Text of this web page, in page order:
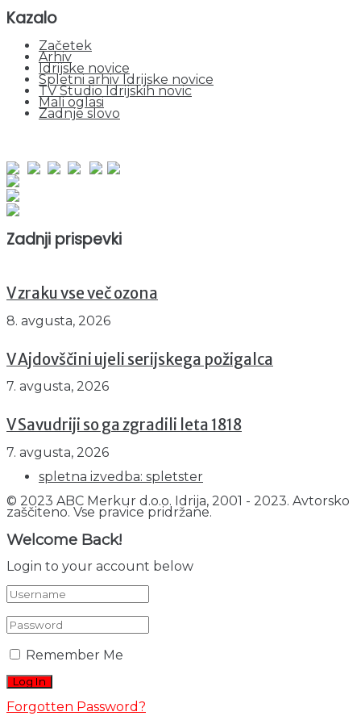
Kazalo
Začetek
Arhiv
Idrijske novice
Spletni arhiv Idrijske novice
TV Studio Idrijskih novic
Mali oglasi
Zadnje slovo
Zadnji prispevki
V zraku vse več ozona
8. avgusta, 2026
V Ajdovščini ujeli serijskega požigalca
7. avgusta, 2026
V Savudriji so ga zgradili leta 1818
7. avgusta, 2026
spletna izvedba: spletster
© 2023 ABC Merkur d.o.o. Idrija, 2001 - 2023. Avtorsko
zaščiteno. Vse pravice pridržane.
Welcome Back!
Login to your account below
Remember Me
Forgotten Password?